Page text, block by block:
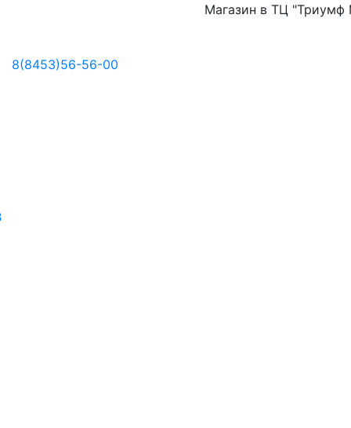
Магазин в ТЦ "Триумф Молл"
8(8453)56-56-00